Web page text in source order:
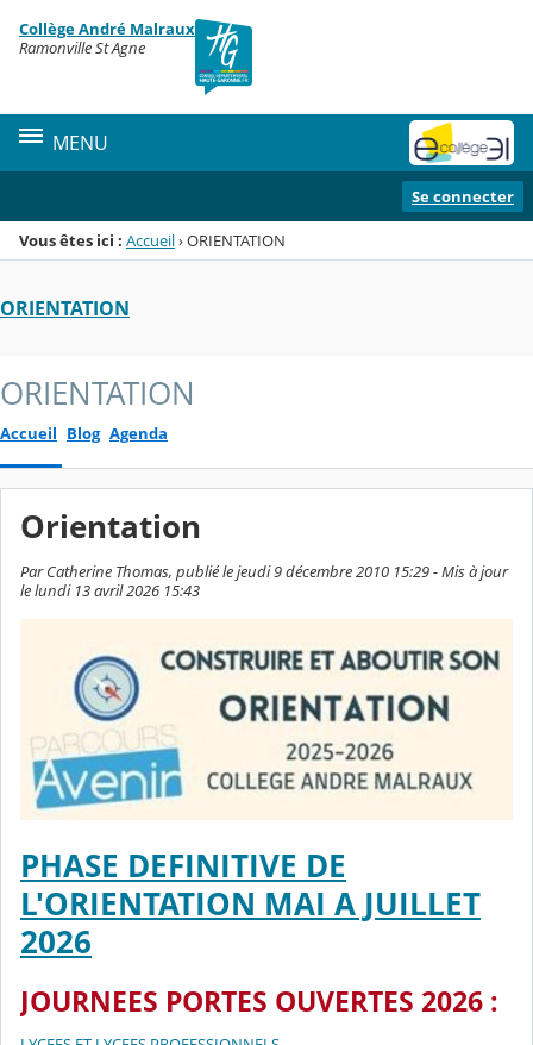
Menu de la rubrique
Contenu
Collège André Malraux
Ramonville St Agne
MENU
Se connecter
Vous êtes ici : Accueil›ORIENTATION
ORIENTATION
ORIENTATION
Accueil Blog Agenda
Orientation
Par Catherine Thomas, publié le jeudi 9 décembre 2010 15:29 - Mis à jour
le lundi 13 avril 2026 15:43
PHASE DEFINITIVE DE
L'ORIENTATION MAI A JUILLET
2026
JOURNEES PORTES OUVERTES 2026 :